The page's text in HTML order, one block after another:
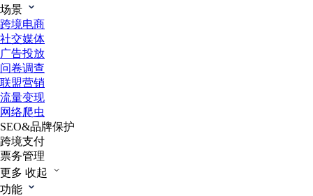
场景
跨境电商
社交媒体
广告投放
问卷调查
联盟营销
流量变现
网络爬虫
SEO&品牌保护
跨境支付
票务管理
更多 收起
功能